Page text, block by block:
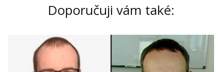
Doporučuji vám také: